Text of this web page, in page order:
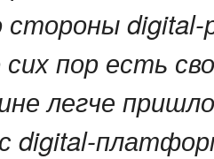
digital-
пор есть
легче
digital-